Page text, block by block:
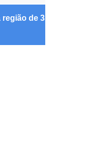
região de 3